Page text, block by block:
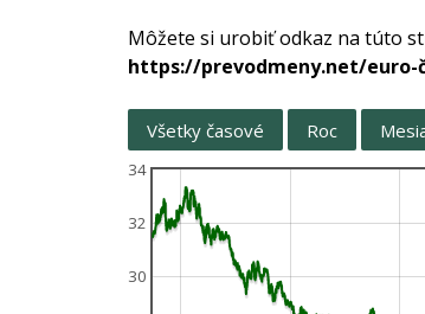
Môžete si urobiť odkaz na túto
https://prevodmeny.net/euro-
Všetky časové Roc
30
32
34